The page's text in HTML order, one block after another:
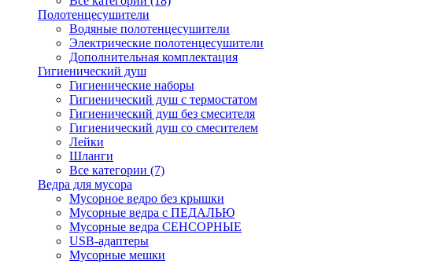
Полотенцесушители
Водяные полотенцесушители
Электрические полотенцесушители
Дополнительная комплектация
Гигиенический душ
Гигиенические наборы
Гигиенический душ с термостатом
Гигиенический душ без смесителя
Гигиенический душ со смесителем
Лейки
Шланги
Все категории (7)
Ведра для мусора
Мусорное ведро без крышки
Мусорные ведра с ПЕДАЛЬЮ
Мусорные ведра СЕНСОРНЫЕ
USB-адаптеры
Мусорные мешки